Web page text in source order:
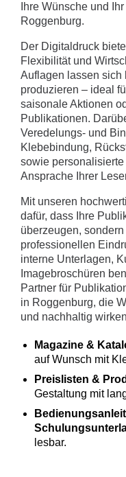
Ihre Wünsche und
Roggenburg.
Der Digitaldruck
Flexibilität und
Auflagen lassen sich
produzieren – ideal
saisonale Aktionen
Publikationen.
Veredelungs- und
Klebebindung,
sowie
Ansprache Ihrer
Mit unseren
dafür, dass Ihre
überzeugen,
professionellen
interne Unterlagen,
Imagebroschüren
Partner für
in Roggenburg, die
und nachhaltig
Magazine &
auf Wunsch mit
Preislisten &
Gestaltung mit
lesbar.